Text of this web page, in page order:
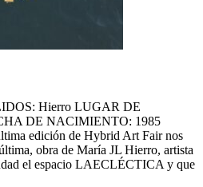
Hierro LUGAR DE
DE NACIMIENTO: 1985
edición de Hybrid Art Fair nos
obra de María JL Hierro, artista
el espacio LAECLÉCTICA y que